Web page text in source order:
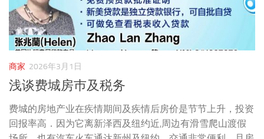
商家 2026年3月1日
浅谈费城房巿及税务
费城的房地产业在疾情期间及疾情后房价是节节上升，投资
回报率高．因为它离新泽西及纽约近,周边有滑雪爬山渡假